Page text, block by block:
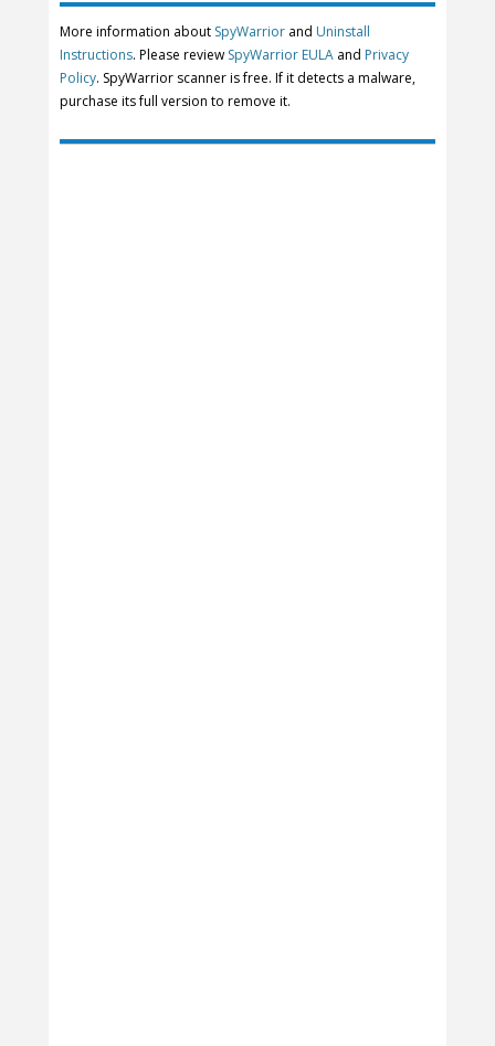
More information about SpyWarrior and Uninstall
Instructions. Please review SpyWarrior EULA and Privacy
Policy. SpyWarrior scanner is free. If it detects a malware,
purchase its full version to remove it.